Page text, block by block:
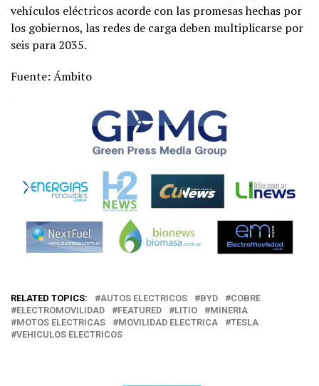
vehículos eléctricos acorde con las promesas hechas por
los gobiernos, las redes de carga deben multiplicarse por
seis para 2035.
Fuente: Ámbito
RELATED TOPICS: AUTOS ELECTRICOS BYD
COBRE
ELECTROMOVILIDAD
FEATURED LITIO
MINERIA
MOTOS ELECTRICAS
MOVILIDAD ELECTRICA
TESLA
VEHICULOS ELECTRICOS